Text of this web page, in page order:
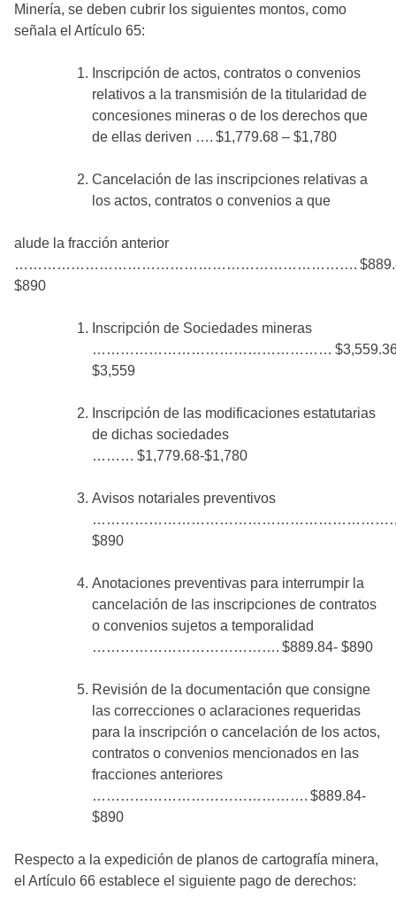
Minería, se deben cubrir los siguientes montos, como
señala el Artículo 65:
Inscripción de actos, contratos o convenios
relativos a la transmisión de la titularidad de
concesiones mineras o de los derechos que
de ellas deriven …. $1,779.68 – $1,780
Cancelación de las inscripciones relativas a
los actos, contratos o convenios a que
alude la fracción anterior
……………………………………………………………….
$890
Inscripción de Sociedades mineras
……………………………………………
$3,559
Inscripción de las modificaciones estatutarias
de dichas sociedades
……… $1,779.68-$1,780
Avisos notariales preventivos
…………………………………………………………
$890
Anotaciones preventivas para interrumpir la
cancelación de las inscripciones de contratos
o convenios sujetos a temporalidad
…………………………………. $889.84- $890
Revisión de la documentación que consigne
las correcciones o aclaraciones requeridas
para la inscripción o cancelación de los actos,
contratos o convenios mencionados en las
fracciones anteriores
………………………………………. $889.84-
$890
Respecto a la expedición de planos de cartografía minera,
el Artículo 66 establece el siguiente pago de derechos: